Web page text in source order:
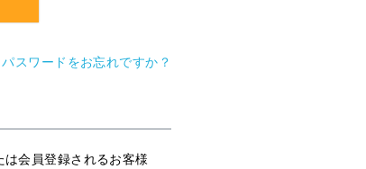
パスワードをお忘れですか？
会員登録されるお客様